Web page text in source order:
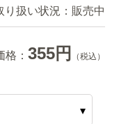
り扱い状況： 販売中
格： 355円 （税込）